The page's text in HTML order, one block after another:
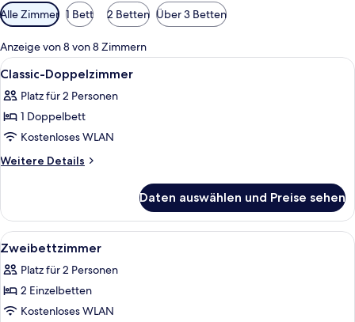
Verfügbare
Filter
für
Zimmer
Alle Zimmer 1 Bett 2 Betten Über 3 Betten
Anzeige von 8 von 8 Zimmern
Alle
Fotos
für
Classic-
Doppelzimmer
anzeigen
Schreibtisch, Bügeleisen/Bügelbrett,
4
Classic-Doppelzimmer
Platz für 2 Personen
1 Doppelbett
Kostenloses WLAN
Weitere Details
Weitere
Doppelzimmer
Daten auswählen und Preise sehen
Alle
Fotos
für
Zweibettzimmer
anzeigen
Ein Badezimmer mit einer gläsernen
2
Zweibettzimmer
Platz für 2 Personen
2 Einzelbetten
Kostenloses WLAN